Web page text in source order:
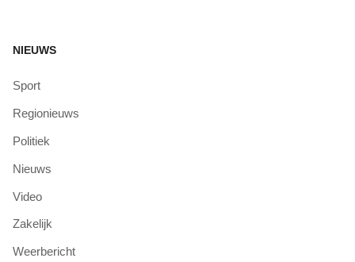
NIEUWS
Sport
Regionieuws
Politiek
Nieuws
Video
Zakelijk
Weerbericht